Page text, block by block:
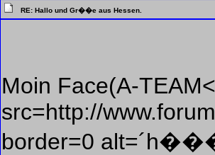
RE: Hallo und Gr��e aus Hessen.
Moin Face(A-
src=http://
border=0